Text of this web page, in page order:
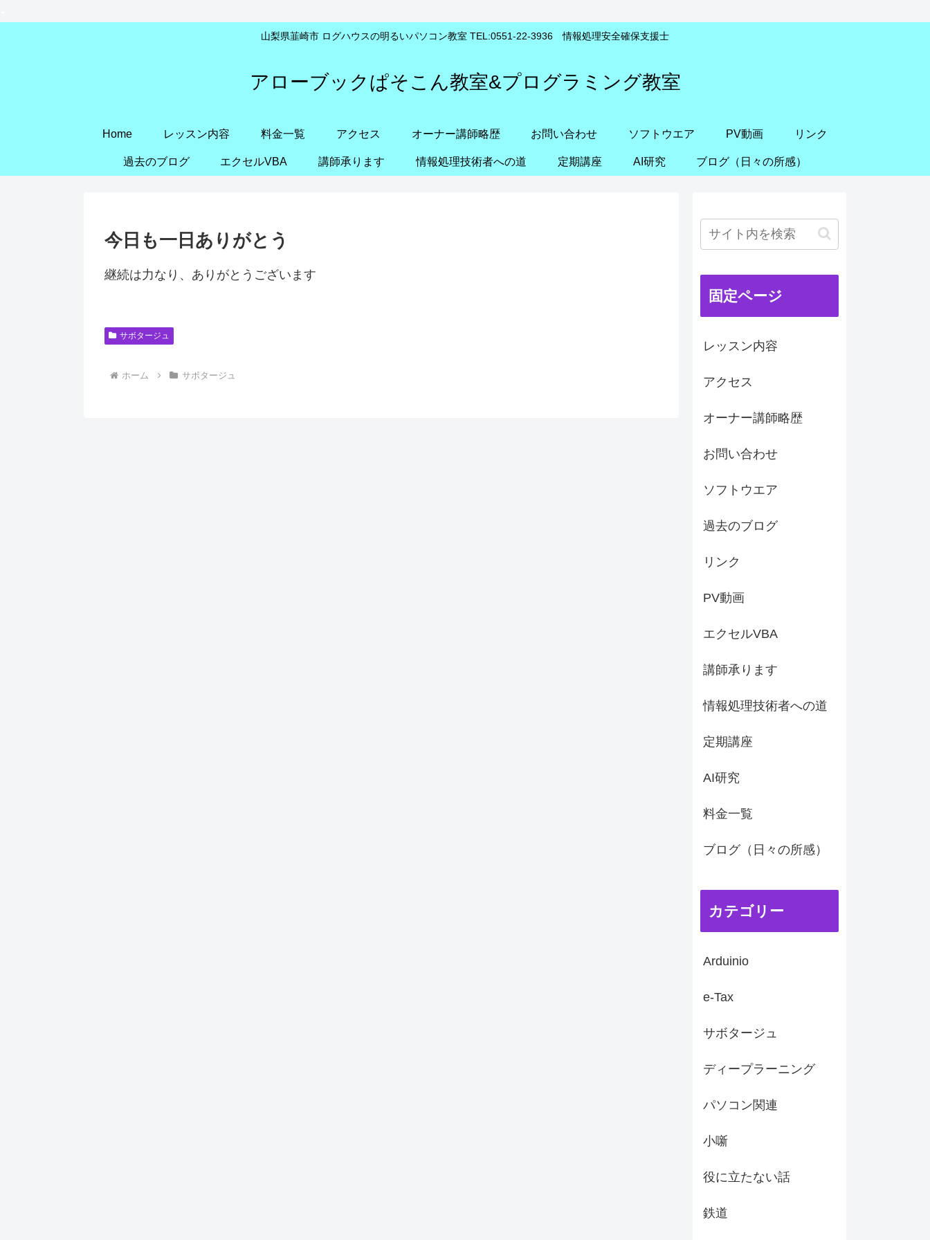
山梨県韮崎市 ログハウスの明るいパソコン教室 TEL:0551-22-3936 情報処理安全確保支援士
アローブックぱそこん教室&プログラミング教室
Home レッスン内容 料金一覧 アクセス オーナー講師略歴 お問い合わせ ソフトウエア PV動画 リンク
過去のブログ エクセルVBA 講師承ります 情報処理技術者への道 定期講座 AI研究 ブログ（日々の所感）
今日も一日ありがとう
継続は力なり、ありがとうございます
サボタージュ
ホーム サボタージュ
固定ページ
レッスン内容
アクセス
オーナー講師略歴
お問い合わせ
ソフトウエア
過去のブログ
リンク
PV動画
エクセルVBA
講師承ります
情報処理技術者への道
定期講座
AI研究
料金一覧
ブログ（日々の所感）
カテゴリー
Arduinio
e-Tax
サボタージュ
ディープラーニング
パソコン関連
小噺
役に立たない話
鉄道